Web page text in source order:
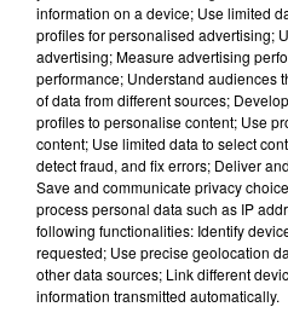
TITRES DIFFUSÉS
19h15
19h15
information on a device; Use limited
profiles for personalised advertising;
advertising; Measure advertising
performance; Understand audiences
of data from different sources;
profiles to personalise content; Use
content; Use limited data to select
detect fraud, and fix errors; Deliver
Save and communicate privacy
process personal data such as IP
following functionalities: Identify
requested; Use precise geolocation
other data sources; Link different
information transmitted automatically.